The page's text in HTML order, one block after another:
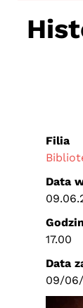
Filia
Data
17.00
Data
09/